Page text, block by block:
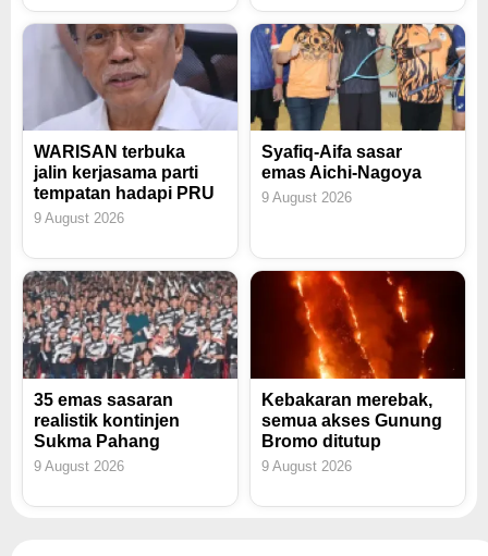
WARISAN terbuka
jalin kerjasama parti
tempatan hadapi PRU
9 August 2026
Syafiq-Aifa sasar
emas Aichi-Nagoya
9 August 2026
35 emas sasaran
realistik kontinjen
Sukma Pahang
9 August 2026
Kebakaran merebak,
semua akses Gunung
Bromo ditutup
9 August 2026